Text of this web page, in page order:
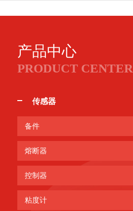
产品中心
PRODUCT CENTER
传感器
备件
熔断器
控制器
粘度计